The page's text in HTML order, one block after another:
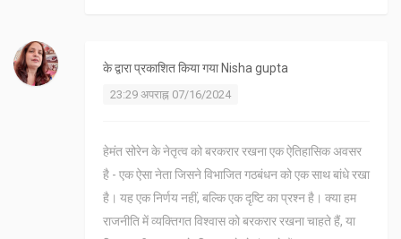
के द्वारा प्रकाशित किया गया Nisha gupta
23:29 अपराह्न 07/16/2024
हेमंत सोरेन के नेतृत्व को बरकरार रखना एक ऐतिहासिक अवसर
है - एक ऐसा नेता जिसने विभाजित गठबंधन को एक साथ बांधे रखा
है। यह एक निर्णय नहीं, बल्कि एक दृष्टि का प्रश्न है। क्या हम
राजनीति में व्यक्तिगत विश्वास को बरकरार रखना चाहते हैं, या